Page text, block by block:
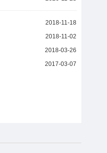
2018-11-18
2018-11-02
2018-03-26
2017-03-07